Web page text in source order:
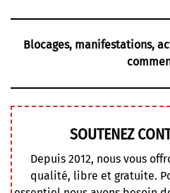
Blocages, manifestations,
SOUTENEZ
Depuis 2012, nous vous
qualité, libre et gratuite.